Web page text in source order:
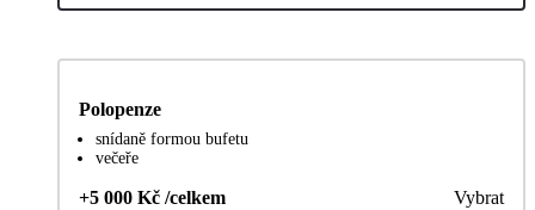
Polopenze
snídaně formou bufetu
večeře
+5 000 Kč /celkem Vybrat